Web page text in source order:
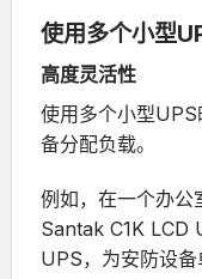
使用多个小型
高度灵活性
使用多个小型
备分配负载。
例如，在一个办公
Santak C1K LCD
UPS，为安防设备